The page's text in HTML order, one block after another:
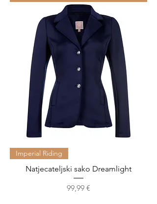
Imperial Riding
Natjecateljski sako Dreamlight
Cijena
99,99 €